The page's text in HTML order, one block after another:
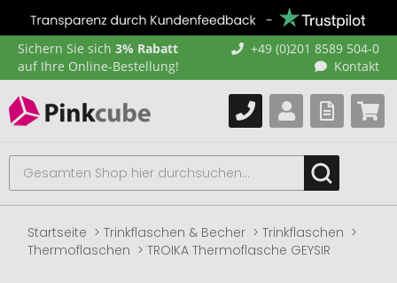
Sichern Sie sich 3% Rabatt
auf Ihre Online-Bestellung!
+49 (0)201 8589 504-0
Kontakt
Startseite Trinkflaschen & Becher
Trinkflaschen
Thermoflaschen
TROIKA Thermoflasche GEYSIR